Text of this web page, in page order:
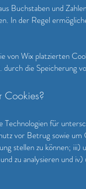
Buchstaben und
In der Regel
von Wix platzierten
die Speicherung
Cookies?
für
vor Betrug sowie
stellen zu können;
zu analysieren und